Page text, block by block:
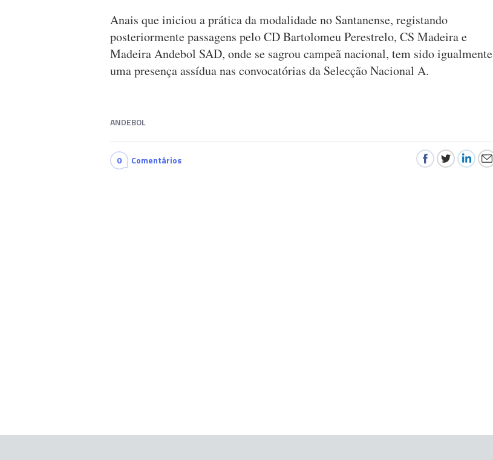
Anais que iniciou a prática da modalidade no Santanense, registando
posteriormente passagens pelo CD Bartolomeu Perestrelo, CS Madeira e
Madeira Andebol SAD, onde se sagrou campeã nacional, tem sido igualmente
uma presença assídua nas convocatórias da Selecção Nacional A.
ANDEBOL
0 Comentários